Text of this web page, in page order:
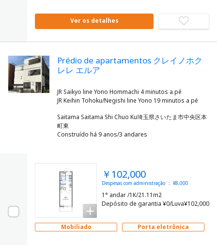
Ver os detalhes
Prédio de apartamentos クレイノホク
レレ エルア
JR Saikyo line Yono Hommachi 4 minutos a pé
Saitama Saitama Shi Chuo Ku埼玉県さいたま市中央区本
町東
Construído há 9 anos/3 andares
￥102,000
Despesas com administração ： ¥8,000
1° andar /1K/21.11m2
Depósito de garantia ¥0/Luva¥102,000
Mobiliado Porta eletrônica